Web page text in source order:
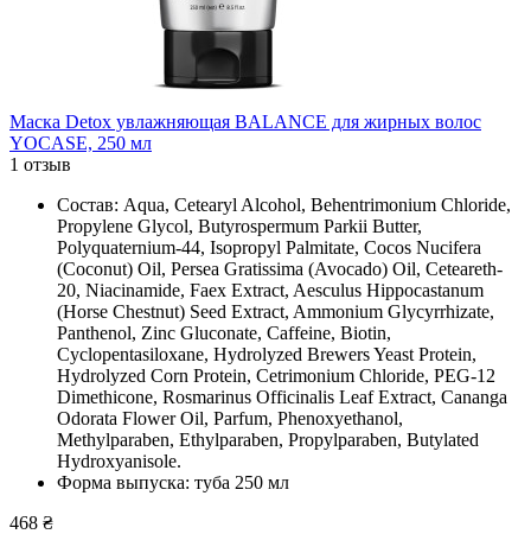
Маска Detox увлажняющая BALANCE для жирных волос
YOCASE, 250 мл
1 отзыв
Состав: Aqua, Cetearyl Alcohol, Behentrimonium Chloride,
Propylene Glycol, Butyrospermum Parkii Butter,
Polyquaternium-44, Isopropyl Palmitate, Cocos Nucifera
(Coconut) Oil, Persea Gratissima (Avocado) Oil, Ceteareth-
20, Niacinamide, Faex Extract, Aesculus Hippocastanum
(Horse Chestnut) Seed Extract, Ammonium Glycyrrhizate,
Panthenol, Zinc Gluconate, Caffeine, Biotin,
Cyclopentasiloxane, Hydrolyzed Brewers Yeast Protein,
Hydrolyzed Corn Protein, Cetrimonium Chloride, PEG-12
Dimethicone, Rosmarinus Officinalis Leaf Extract, Cananga
Odorata Flower Oil, Parfum, Phenoxyethanol,
Methylparaben, Ethylparaben, Propylparaben, Butylated
Hydroxyanisole.
Форма выпуска: туба 250 мл
468 ₴